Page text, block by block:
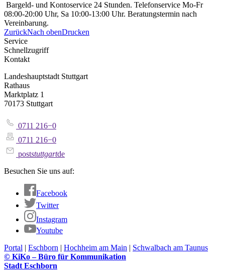
Bargeld- und Kontoservice 24 Stunden. Telefonservice Mo-Fr
08:00-20:00 Uhr, Sa 10:00-13:00 Uhr. Beratungstermin nach
Vereinbarung.
ZurückNach obenDrucken
Service
Schnellzugriff
Kontakt
Landeshauptstadt Stuttgart
Rathaus
Marktplatz 1
70173 Stuttgart
0711 216−0
0711 216−0
poststuttgartde
Besuchen Sie uns auf:
Facebook
Twitter
Instagram
Youtube
Portal | Eschborn | Hochheim am Main | Schwalbach am Taunus
© KiKo – Büro für Kommunikation
Stadt Eschborn